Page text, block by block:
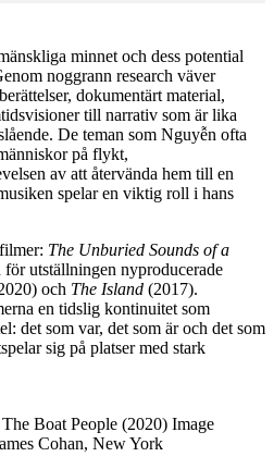
minnet och dess potential
noggrann research väver
dokumentärt material,
till narrativ som är lika
De teman som Nguyễn ofta
på flykt,
av att återvända hem till en
spelar en viktig roll i hans
The Unburied Sounds of a
för utställningen nyproducerade
och The Island (2017).
en tidslig kontinuitet som
det som var, det som är och det som
sig på platser med stark
Boat People (2020) Image
Cohan, New York